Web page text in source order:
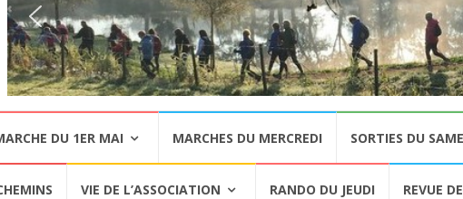
DU 1ER MAI MARCHES DU MERCREDI SORTIES DU
VIE DE L’ASSOCIATION RANDO DU JEUDI REVUE